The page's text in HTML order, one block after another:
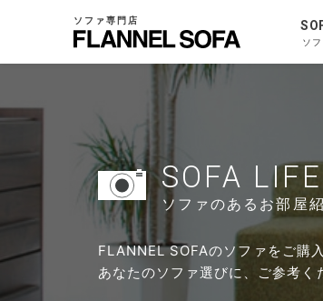
ソファ専門店
ソフ
SOFA
ソファのあるお部屋
FLANNEL SOFAのソファをご購
あなたのソファ選びに、ご参考く